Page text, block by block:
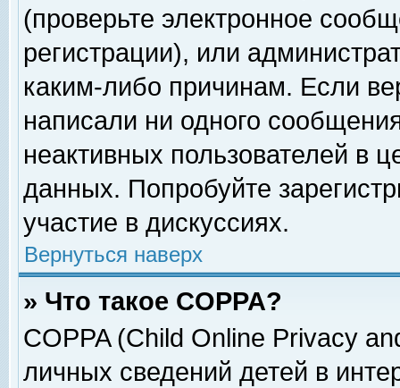
(проверьте электронное
регистрации), или
каким-либо причинам. Если
написали ни одного
неактивных пользователей в
данных. Попробуйте
участие в дискуссиях.
Вернуться наверх
» Что такое COPPA?
COPPA (Child Online Privacy
личных сведений детей в